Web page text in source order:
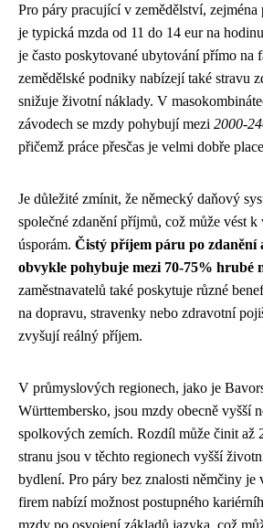
Pro páry pracující v zemědělství, zejména
je typická mzda od 11 do 14 eur na
je často poskytované ubytování přímo na
zemědělské podniky nabízejí také stravu
snižuje životní náklady. V
závodech se mzdy pohybují mezi 2000-
přičemž práce přesčas je velmi dobře
Je důležité zmínit, že německý daňový
společné zdanění příjmů, což může vést
úsporám. Čistý příjem páru po zdanění
obvykle pohybuje mezi 70-75% hrubé
zaměstnavatelů také poskytuje různé
na dopravu, stravenky nebo zdravotní
zvyšují reálný příjem.
V průmyslových regionech, jako je
Württembersko, jsou mzdy obecně vyšší
spolkových zemích. Rozdíl může činit až
stranu jsou v těchto regionech vyšší
bydlení. Pro páry bez znalosti němčiny je
firem nabízí možnost postupného
mzdy po osvojení základů jazyka, což